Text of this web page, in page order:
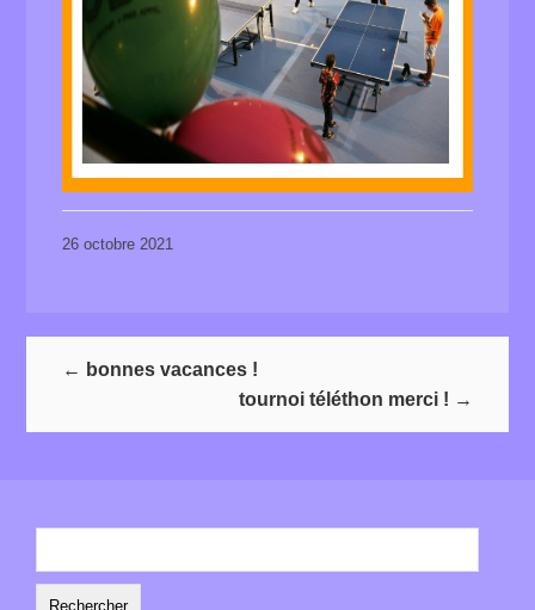
26 octobre 2021
← bonnes vacances !
tournoi téléthon merci ! →